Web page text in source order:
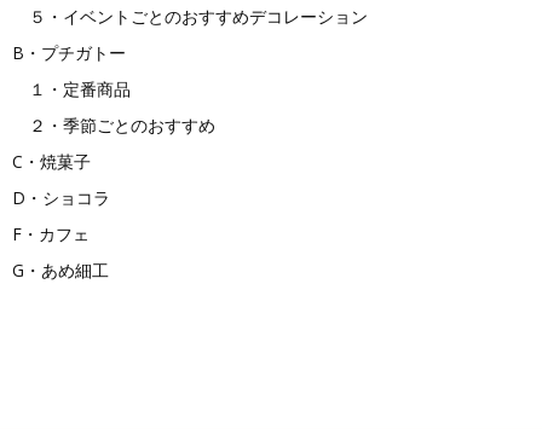
５・イベントごとのおすすめデコレーション
B・プチガトー
１・定番商品
２・季節ごとのおすすめ
C・焼菓子
D・ショコラ
F・カフェ
G・あめ細工